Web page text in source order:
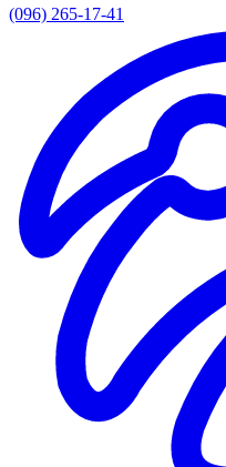
(096) 265-17-41